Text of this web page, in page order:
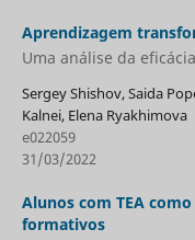
Aprendizagem
Uma análise da eficácia
Sergey Shishov, Saida
Kalnei, Elena Ryakhimova
e022059
31/03/2022
Alunos com TEA
formativos